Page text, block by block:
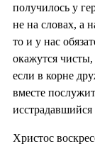
получилось у
не на словах, а
то и у нас
окажутся
если в корне
вместе
Христос